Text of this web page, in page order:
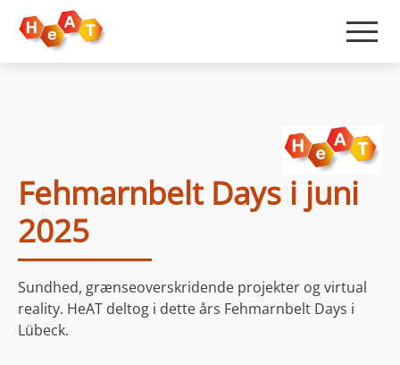
Fehmarnbelt Days i juni
2025
Sundhed, grænseoverskridende projekter og virtual
reality. HeAT deltog i dette års Fehmarnbelt Days i
Lübeck.